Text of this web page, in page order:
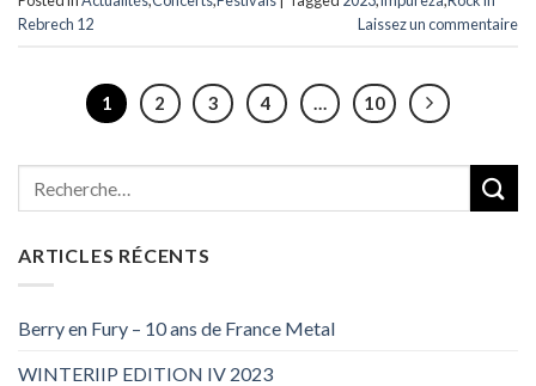
Rebrech 12
Laissez un commentaire
1 2 3 4 … 10
ARTICLES RÉCENTS
Berry en Fury – 10 ans de France Metal
WINTERIIP EDITION IV 2023